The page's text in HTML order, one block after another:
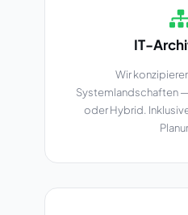
IT-
Wir
Systemlandschaften
oder Hybrid.